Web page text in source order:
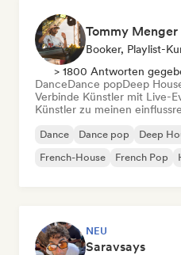
Tommy Menger
Booker, Playlist-
> 1800 Antworten
DanceDance popDeep
Verbinde Künstler mit Live-
Künstler zu meinen
Dance Dance pop Deep
French-House
French Pop
NEU
Saravsays